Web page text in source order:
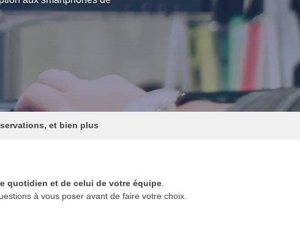
et bien plus
quotidien et de celui de votre équipe
à vous poser avant de faire votre choix.